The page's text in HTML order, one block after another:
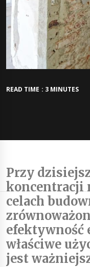
READ TIME : 3 MINUTES
Przy
koncentracji
celach
efektywność
właściwe
jest